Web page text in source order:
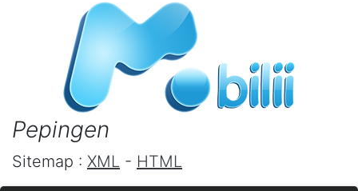
Pepingen
Sitemap : XML - HTML